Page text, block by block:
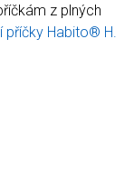
z plných
Habito® H.